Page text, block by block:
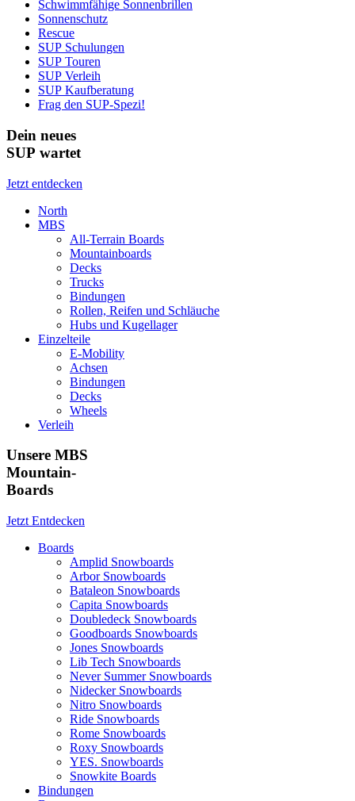
Schwimmfähige Sonnenbrillen
Sonnenschutz
Rescue
SUP Schulungen
SUP Touren
SUP Verleih
SUP Kaufberatung
Frag den SUP-Spezi!
Dein neues
SUP wartet
Jetzt entdecken
North
MBS
All-Terrain Boards
Mountainboards
Decks
Trucks
Bindungen
Rollen, Reifen und Schläuche
Hubs und Kugellager
Einzelteile
E-Mobility
Achsen
Bindungen
Decks
Wheels
Verleih
Unsere MBS
Mountain-
Boards
Jetzt Entdecken
Boards
Amplid Snowboards
Arbor Snowboards
Bataleon Snowboards
Capita Snowboards
Doubledeck Snowboards
Goodboards Snowboards
Jones Snowboards
Lib Tech Snowboards
Never Summer Snowboards
Nidecker Snowboards
Nitro Snowboards
Ride Snowboards
Rome Snowboards
Roxy Snowboards
YES. Snowboards
Snowkite Boards
Bindungen